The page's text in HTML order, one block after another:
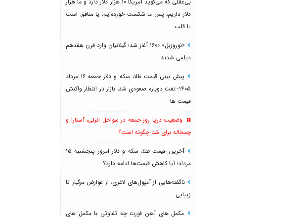
دلار داریم، پس ما شکست خورده‌ایم، یا منافق است
یا قلب
«نوروزبل» ۱۶۰۰ آغاز شد؛ گیلانیان وارد قرن هفدهم
دیلمی شدند
پیش بینی قیمت طلا، سکه و دلار جمعه ۱۶ مرداد
۱۴۰۵؛ نفت دوباره صعودی شد، بازار در انتظار واکنش
قیمت ها
وضعیت دریا روز جمعه در سواحل انزلی، آستارا و
چمخاله برای شنا چگونه است؟
آخرین قیمت طلا، سکه و دلار امروز پنجشنبه ۱۵
مرداد؛ آیا کاهش قیمت‌ها ادامه دارد؟
ناگفته‌هایی از آمپول‌های لاغری؛ از عوارض مرگبار تا
زیبایی
مکمل های آهن فورت چه تفاوتی با مکمل های